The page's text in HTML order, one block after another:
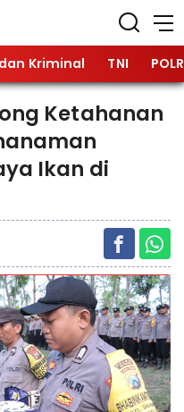
Kriminal TNI
Ketahanan
Ikan di